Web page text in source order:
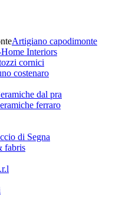
Artigiano capodimonte
Interiors
cornici
costenaro
dal pra
ferraro
di Segna
fabris